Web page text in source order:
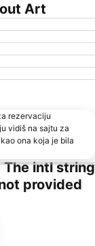
Art
rezervaciju
vidiš na sajtu za
ona koja je bila
The intl string
provided